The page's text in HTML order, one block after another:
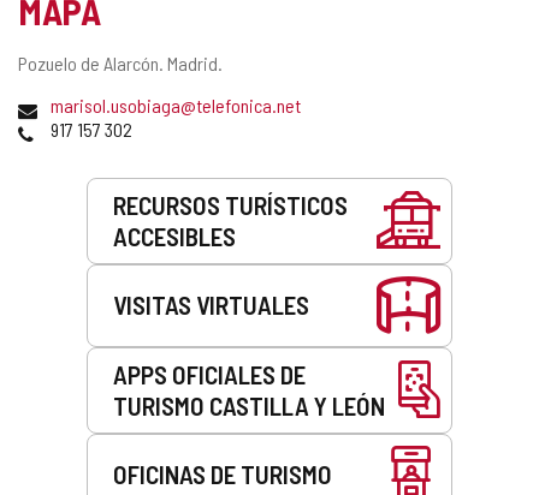
MAPA
Dirección
Pozuelo de Alarcón. Madrid.
Dirección
de
electrónico
marisol.usobiaga@telefonica.net
Teléfonos
917 157 302
RECURSOS TURÍSTICOS
ACCESIBLES
VISITAS VIRTUALES
APPS OFICIALES DE
TURISMO CASTILLA Y LEÓN
OFICINAS DE TURISMO